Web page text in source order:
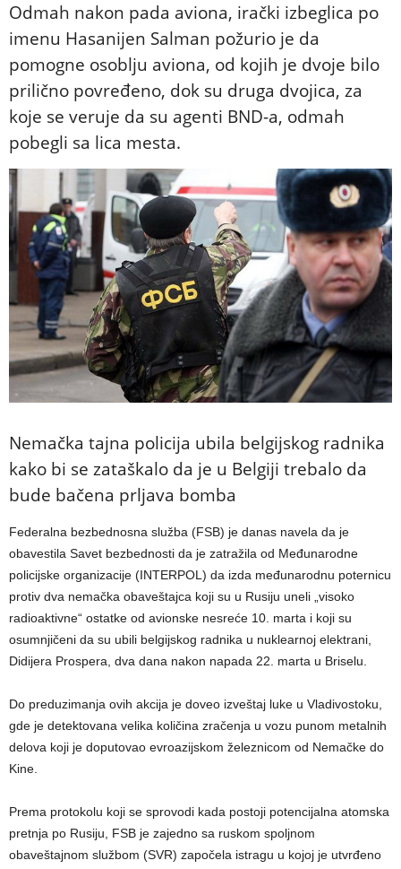
Odmah nakon pada aviona, irački izbeglica po
imenu Hasanijen Salman požurio je da
pomogne osoblju aviona, od kojih je dvoje bilo
prilično povređeno, dok su druga dvojica, za
koje se veruje da su agenti BND-a, odmah
pobegli sa lica mesta.
Nemačka tajna policija ubila belgijskog radnika
kako bi se zataškalo da je u Belgiji trebalo da
bude bačena prljava bomba
Federalna bezbednosna služba (FSB) je danas navela da je
obavestila Savet bezbednosti da je zatražila od Međunarodne
policijske organizacije (INTERPOL) da izda međunarodnu poternicu
protiv dva nemačka obaveštajca koji su u Rusiju uneli „visoko
radioaktivne“ ostatke od avionske nesreće 10. marta i koji su
osumnjičeni da su ubili belgijskog radnika u nuklearnoj elektrani,
Didijera Prospera, dva dana nakon napada 22. marta u Briselu.
Do preduzimanja ovih akcija je doveo izveštaj luke u Vladivostoku,
gde je detektovana velika količina zračenja u vozu punom metalnih
delova koji je doputovao evroazijskom železnicom od Nemačke do
Kine.
Prema protokolu koji se sprovodi kada postoji potencijalna atomska
pretnja po Rusiju, FSB je zajedno sa ruskom spoljnom
obaveštajnom službom (SVR) započela istragu u kojoj je utvrđeno